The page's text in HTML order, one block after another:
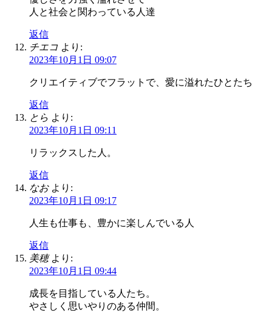
人と社会と関わっている人達
返信
チエコ より:
2023年10月1日 09:07
クリエイティブでフラットで、愛に溢れたひとたち
返信
とら より:
2023年10月1日 09:11
リラックスした人。
返信
なお より:
2023年10月1日 09:17
人生も仕事も、豊かに楽しんでいる人
返信
美穂 より:
2023年10月1日 09:44
成長を目指している人たち。
やさしく思いやりのある仲間。